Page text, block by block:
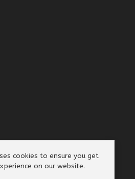
cookies to ensure you get
on our website.